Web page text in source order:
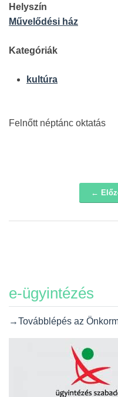
Helyszín
Művelődési ház
Kategóriák
kultúra
Felnőtt néptánc oktatás
←
e-ügyintézés
→Továbblépés az